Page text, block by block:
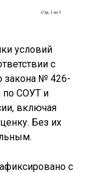
условий
с
закона № 426-
по СОУТ и
включая
Без их
с